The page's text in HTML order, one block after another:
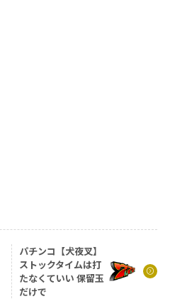
パチンコ【犬夜叉】
ストックタイムは打
たなくていい 保留玉
だけで